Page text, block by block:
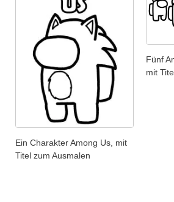
Ein Charakter Among Us, mit
Titel zum Ausmalen
Fünf
mit